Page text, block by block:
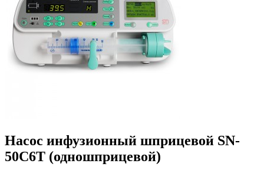
Насос инфузионный шприцевой SN-
50C6T (одношприцевой)